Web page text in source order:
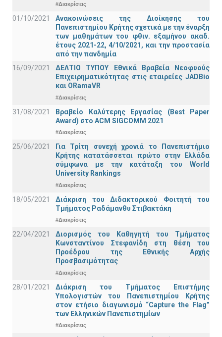
#Διακρίσεις
01/10/2021
Ανακοινώσεις της Διοίκησης του
Πανεπιστημίου Κρήτης σχετικά με την έναρξη
των μαθημάτων του φθιν. εξαμήνου ακαδ.
έτους 2021-22, 4/10/2021, και την προστασία
από την πανδημία
16/09/2021
ΔΕΛΤΙΟ ΤΥΠΟΥ Εθνικά Βραβεία Νεοφυούς
Επιχειρηματικότητας στις εταιρείες JADBio
και ORamaVR
#Διακρίσεις
31/08/2021
Βραβείο Καλύτερης Εργασίας (Best Paper
Award) στο ACM SIGCOMM 2021
#Διακρίσεις
25/06/2021
Για Τρίτη συνεχή χρονιά το Πανεπιστήμιο
Κρήτης κατατάσσεται πρώτο στην Ελλάδα
σύμφωνα με την κατάταξη του World
University Rankings
#Διακρίσεις
18/05/2021
Διάκριση του Διδακτορικού Φοιτητή του
Τμήματος Ραδάμανθυ Στιβακτάκη
#Διακρίσεις
22/04/2021
Διορισμός του Καθηγητή του Τμήματος
Κωνσταντίνου Στεφανίδη στη θέση του
Προέδρου της Εθνικής Αρχής
Προσβασιμότητας
#Διακρίσεις
28/01/2021
Διάκριση του Τμήματος Επιστήμης
Υπολογιστών του Πανεπιστημίου Κρήτης
στον ετήσιο διαγωνισμό “Capture the Flag”
των Ελληνικών Πανεπιστημίων
#Διακρίσεις